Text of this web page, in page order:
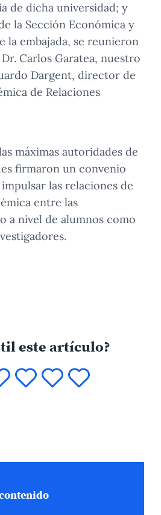
de dicha universidad; y
la Sección Económica y
la embajada, se reunieron
Carlos Garatea, nuestro
Dargent, director de
de Relaciones
máximas autoridades de
firmaron un convenio
las relaciones de
entre las
a nivel de alumnos como
este artículo?